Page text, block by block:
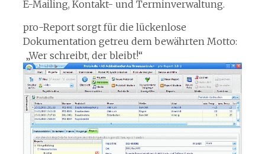
E-Mailing, Kontakt- und Terminverwaltung.
pro-Report sorgt für die lückenlose
Dokumentation getreu dem bewährten Motto:
„Wer schreibt, der bleibt!“